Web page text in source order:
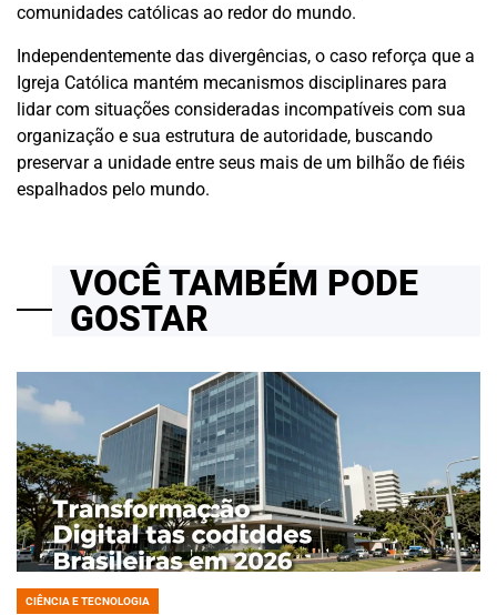
comunidades católicas ao redor do mundo.
Independentemente das divergências, o caso reforça que a
Igreja Católica mantém mecanismos disciplinares para
lidar com situações consideradas incompatíveis com sua
organização e sua estrutura de autoridade, buscando
preservar a unidade entre seus mais de um bilhão de fiéis
espalhados pelo mundo.
VOCÊ TAMBÉM PODE
GOSTAR
POSTED
CIÊNCIA E TECNOLOGIA